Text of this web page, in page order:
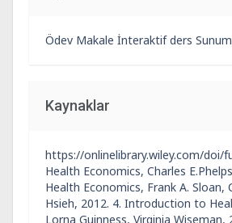
Ödev Makale İnteraktif ders Sunum
Kaynaklar
https://onlinelibrary.wiley.com/doi/
Health Economics, Charles
Health Economics, Frank A. Sloan,
Hsieh, 2012. 4. Introduction to
Lorna Guinness, Virginia Wiseman,